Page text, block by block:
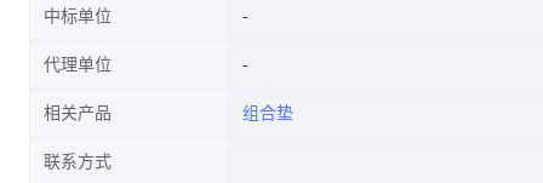
中标单位
代理单位
相关产品 组合垫
联系方式